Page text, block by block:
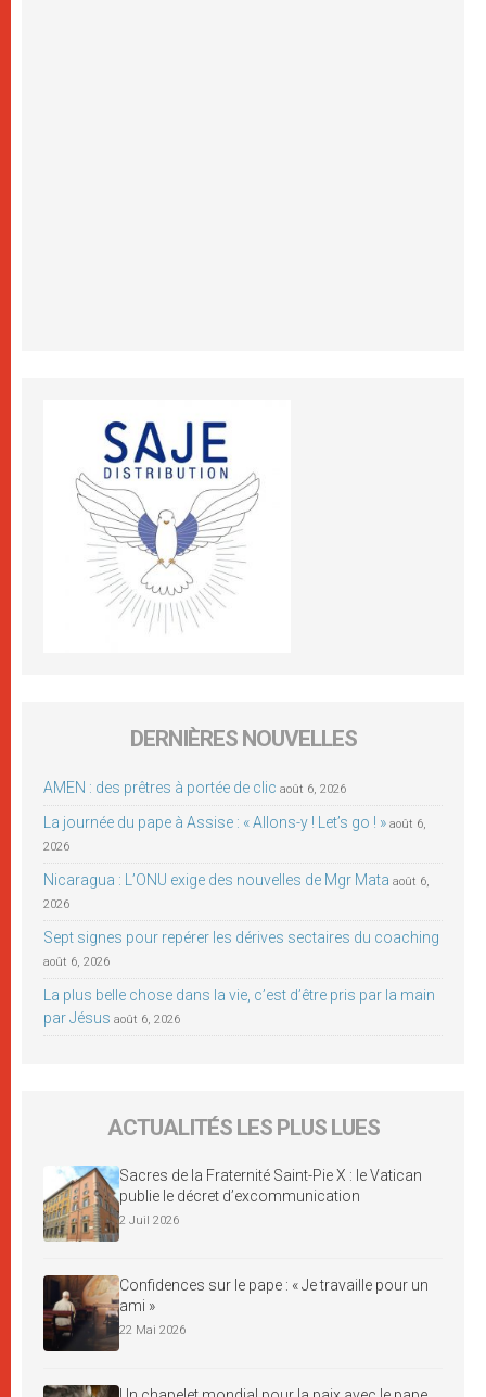
DERNIÈRES NOUVELLES
AMEN : des prêtres à portée de clic août 6, 2026
La journée du pape à Assise : « Allons-y ! Let’s go ! » août 6,
2026
Nicaragua : L’ONU exige des nouvelles de Mgr Mata août 6,
2026
Sept signes pour repérer les dérives sectaires du coaching
août 6, 2026
La plus belle chose dans la vie, c’est d’être pris par la main
par Jésus août 6, 2026
ACTUALITÉS LES PLUS LUES
Sacres de la Fraternité Saint-Pie X : le Vatican
publie le décret d’excommunication
2 Juil 2026
Confidences sur le pape : « Je travaille pour un
ami »
22 Mai 2026